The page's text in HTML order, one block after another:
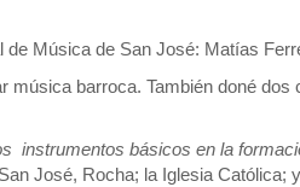
Música de San José: Matías
música barroca. También doné
instrumentos básicos en la
José, Rocha; la Iglesia Católica;